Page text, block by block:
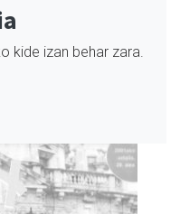
kide izan behar zara.